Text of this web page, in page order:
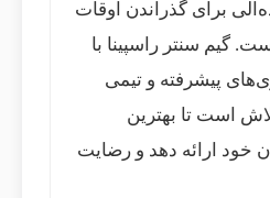
برای گذراندن اوقات
گیم سنتر راسپینا با
پیشرفته و تیمی
است تا بهترین
خود ارائه دهد و رضایت